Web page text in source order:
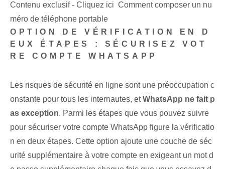
Contenu exclusif - Cliquez ici Comment composer un nu
méro de téléphone portable
OPTION DE VÉRIFICATION EN D
EUX ÉTAPES : SÉCURISEZ VOT
RE COMPTE WHATSAPP
Les risques de sécurité en ligne sont une préoccupation c
onstante pour tous les internautes, etWhatsApp ne fait p
as exception. Parmi les étapes que vous pouvez suivre
pour sécuriser votre compte WhatsApp figure la vérificatio
n en deux étapes. Cette option ajoute une couche de séc
urité supplémentaire à votre compte en exigeant un mot d